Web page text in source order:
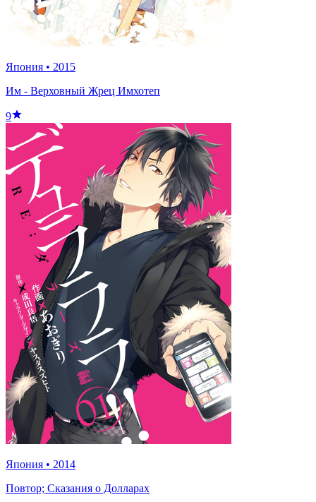
Япония • 2015
Им - Верховный Жрец Имхотеп
9
Япония • 2014
Повтор; Сказания о Долларах